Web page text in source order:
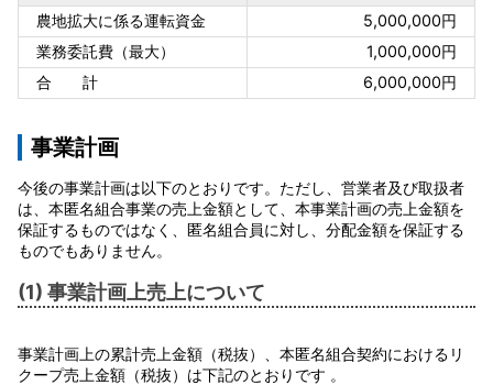
農地拡大に係る運転資金
5,000,000円
業務委託費（最大）
1,000,000円
合 計
6,000,000円
事業計画
今後の事業計画は以下のとおりです。ただし、営業者及び取扱者
は、本匿名組合事業の売上金額として、本事業計画の売上金額を
保証するものではなく、匿名組合員に対し、分配金額を保証する
ものでもありません。
(1) 事業計画上売上について
事業計画上の累計売上金額（税抜）、本匿名組合契約におけるリ
クープ売上金額（税抜）は下記のとおりです 。